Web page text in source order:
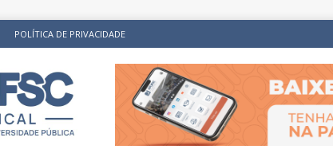
POLÍTICA DE PRIVACIDADE